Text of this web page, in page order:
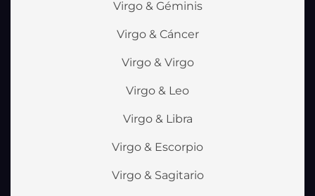
Virgo & Géminis
Virgo & Cáncer
Virgo & Virgo
Virgo & Leo
Virgo & Libra
Virgo & Escorpio
Virgo & Sagitario